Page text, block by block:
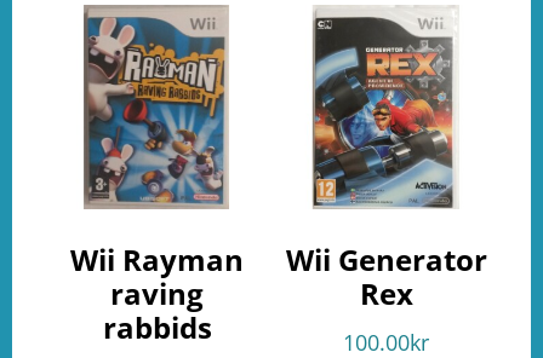
Wii Rayman
raving
rabbids
Wii Generator
Rex
100.00kr